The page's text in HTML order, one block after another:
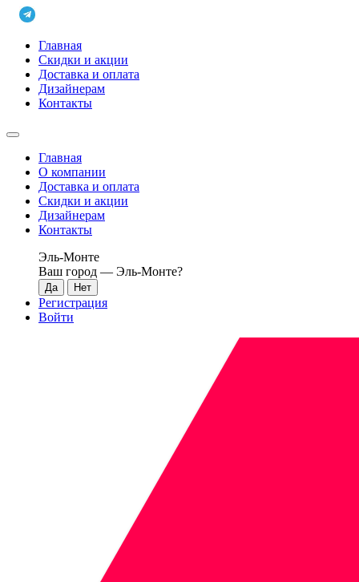
Главная
Скидки и акции
Доставка и оплата
Дизайнерам
Контакты
Главная
О компании
Доставка и оплата
Скидки и акции
Дизайнерам
Контакты
Эль-Монте
Ваш город — Эль-Монте?
Регистрация
Войти